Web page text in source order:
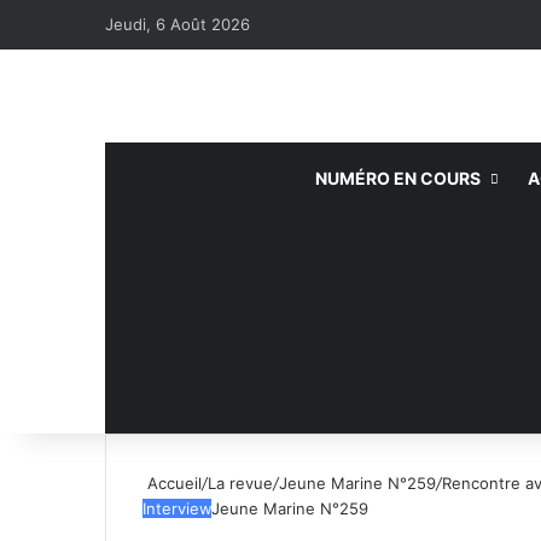
Jeudi, 6 Août 2026
NUMÉRO EN COURS
Accueil/La revue/Jeune Marine N°259/Rencontre
InterviewJeune Marine N°259